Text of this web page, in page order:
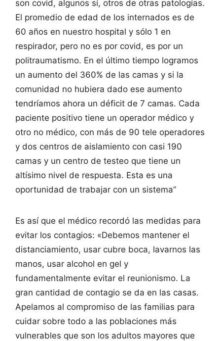
son covid, algunos sí, otros de otras patologías.
El promedio de edad de los internados es de
60 años en nuestro hospital y sólo 1 en
respirador, pero no es por covid, es por un
politraumatismo. En el último tiempo logramos
un aumento del 360% de las camas y si la
comunidad no hubiera dado ese aumento
tendríamos ahora un déficit de 7 camas. Cada
paciente positivo tiene un operador médico y
otro no médico, con más de 90 tele operadores
y dos centros de aislamiento con casi 190
camas y un centro de testeo que tiene un
altísimo nivel de respuesta. Esta es una
oportunidad de trabajar con un sistema”
Es así que el médico recordó las medidas para
evitar los contagios: «Debemos mantener el
distanciamiento, usar cubre boca, lavarnos las
manos, usar alcohol en gel y
fundamentalmente evitar el reunionismo. La
gran cantidad de contagio se da en las casas.
Apelamos al compromiso de las familias para
cuidar sobre todo a las poblaciones más
vulnerables que son los adultos mayores que